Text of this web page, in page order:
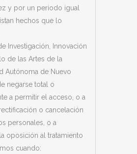
y por un periodo igual
hechos que lo
Investigación, Innovación
de las Artes de la
Autónoma de Nuevo
negarse total o
a permitir el acceso, o a
o cancelación
personales, o a
oposición al tratamiento
cuando: